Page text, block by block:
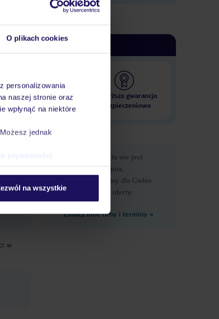
O plikach cookies
personalizowania
naszej stronie oraz
wpłynąć na niektóre
jednak
prywatności
na wszystkie
hoteli w ponad 50
krajach
Najwyższa gwarancja
ubezpieczeniowa
w
Ups, ta oferta nie jest
dostępna.
Przygotowaliśmy dla Ciebie
podobne oferty:
Zobacz inne ceny i terminy »